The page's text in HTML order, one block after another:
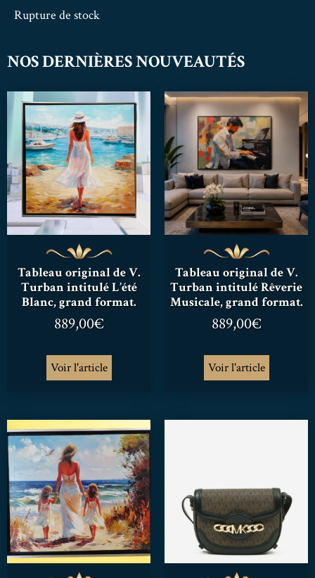
Rupture de stock
NOS DERNIÈRES NOUVEAUTÉS
Tableau original de V.
Turban intitulé L’été
Blanc, grand format.
889,00€
Voir l'article
Tableau original de V.
Turban intitulé Rêverie
Musicale, grand format.
889,00€
Voir l'article